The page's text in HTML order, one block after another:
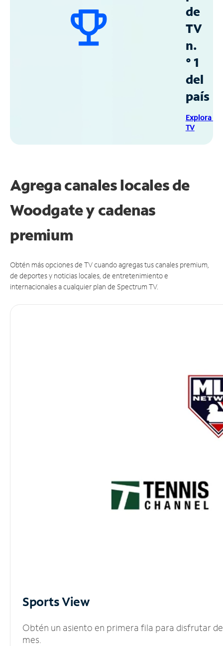
de
TV
n.
° 1
del
país
Explora
TV
Agrega canales locales de
Woodgate y cadenas
premium
Obtén más opciones de TV cuando agregas tus canales premium,
de deportes y noticias locales, de entretenimiento e
internacionales a cualquier plan de Spectrum TV.
Sports View
Obtén un asiento en primera fila para disfrutar
mes.